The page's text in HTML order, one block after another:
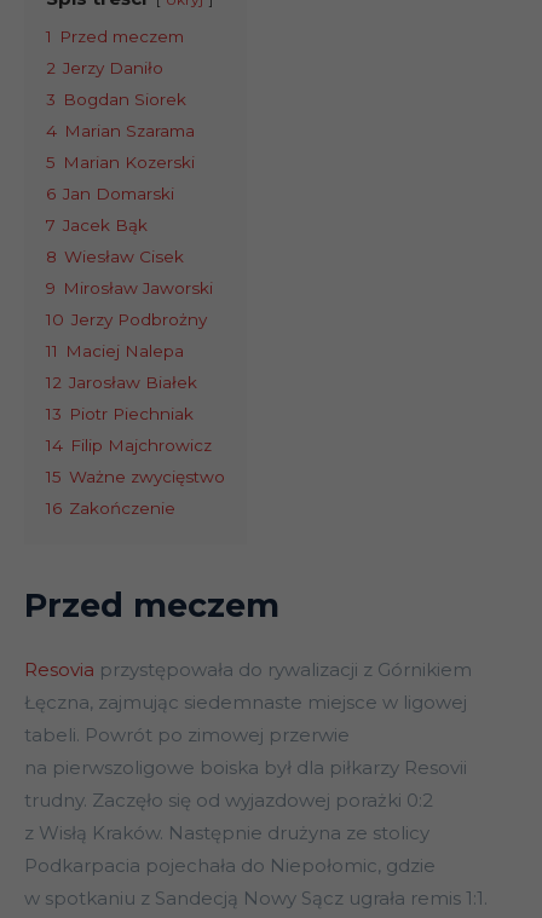
1
Przed meczem
2 Jerzy Daniło
3 Bogdan Siorek
4 Marian Szarama
5 Marian Kozerski
6 Jan Domarski
7 Jacek Bąk
8 Wiesław Cisek
9 Mirosław Jaworski
10 Jerzy Podbrożny
11
Maciej Nalepa
12 Jarosław Białek
13 Piotr Piechniak
14 Filip Majchrowicz
15 Ważne zwycięstwo
16 Zakończenie
Przed meczem
Resovia przystępowała do rywalizacji z Górnikiem
Łęczna, zajmując siedemnaste miejsce w ligowej
tabeli. Powrót po zimowej przerwie
na pierwszoligowe boiska był dla piłkarzy Resovii
trudny. Zaczęło się od wyjazdowej porażki 0:2
z Wisłą Kraków. Następnie drużyna ze stolicy
Podkarpacia pojechała do Niepołomic, gdzie
w spotkaniu z Sandecją Nowy Sącz ugrała remis 1:1.